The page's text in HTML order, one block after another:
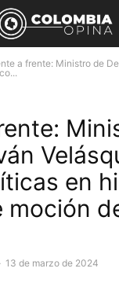
a frente: Ministro de
en
moción
13 de marzo de 2024